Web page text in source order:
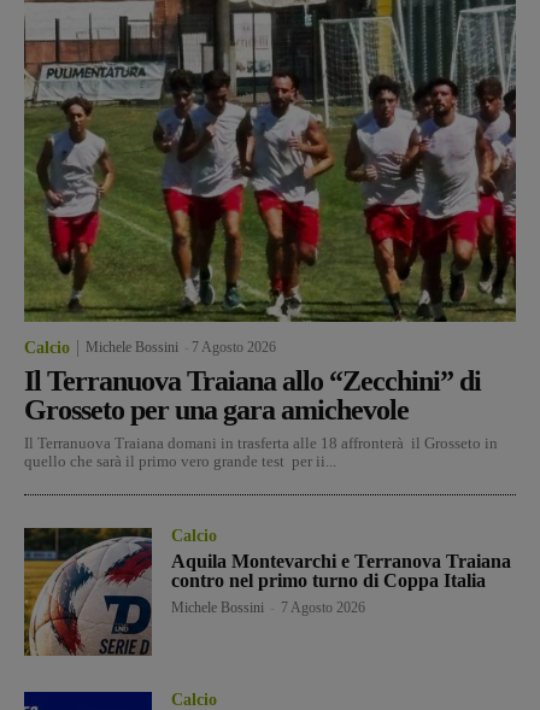
Calcio Michele Bossini 7 Agosto 2026
Il Terranuova Traiana allo “Zecchini” di
Grosseto per una gara amichevole
Il Terranuova Traiana domani in trasferta alle 18 affronterà il Grosseto in
quello che sarà il primo vero grande test per ii...
Calcio
Aquila Montevarchi e Terranova Traiana
contro nel primo turno di Coppa Italia
Michele Bossini 7 Agosto 2026
Calcio